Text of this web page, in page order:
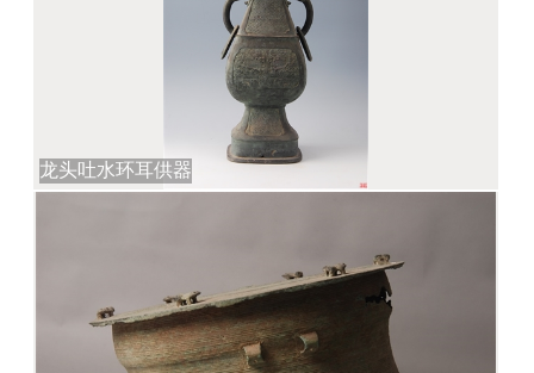
龙头吐水环耳供器